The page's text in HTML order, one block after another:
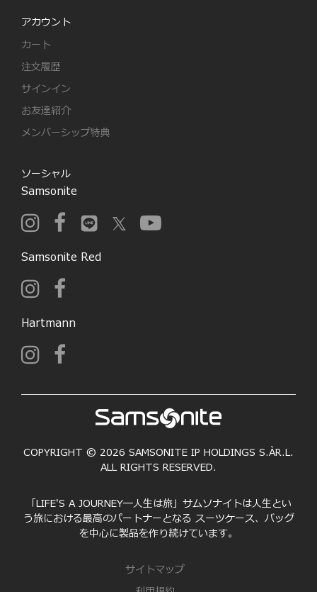
アカウント
カート
注文履歴
サインイン
お友達紹介
メンバーシップ特典
ソーシャル
Samsonite
Samsonite Red
Hartmann
COPYRIGHT © 2026 SAMSONITE IP HOLDINGS S.ÀR.L.
ALL RIGHTS RESERVED.
「LIFE'S A JOURNEY―人生は旅」サムソナイトは人生とい
う旅における最高のパートナーとなる スーツケース、バッグ
を中心に製品を作り続けています。
サイトマップ